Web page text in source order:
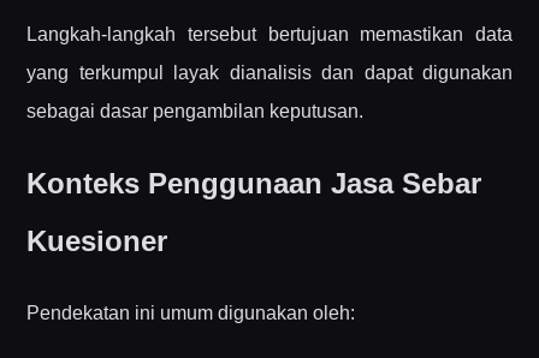
Langkah-langkah tersebut bertujuan memastikan data
yang terkumpul layak dianalisis dan dapat digunakan
sebagai dasar pengambilan keputusan.
Konteks Penggunaan Jasa Sebar
Kuesioner
Pendekatan ini umum digunakan oleh: